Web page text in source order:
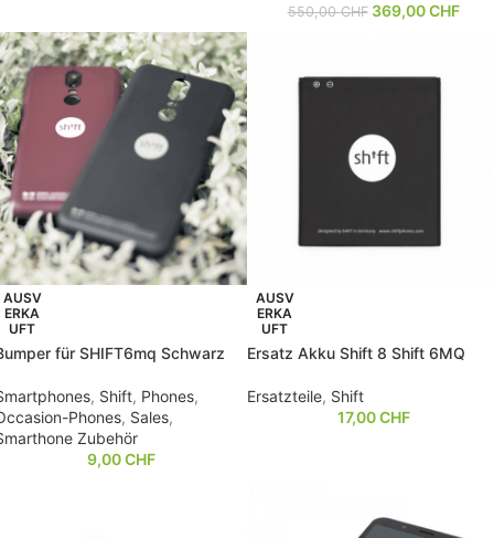
550,00CHF 369,00CHF
AUSV
ERKA
UFT
für SHIFT6mq Schwarz
, Shift, Phones,
Phones, Sales,
Zubehör
9,00CHF
AUSV
ERKA
UFT
Ersatz Akku Shift 8 Shift 6MQ
Ersatzteile, Shift
17,00CHF